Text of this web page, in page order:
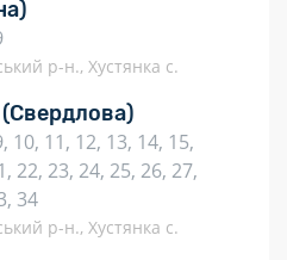
р-н., Хустянка с.
(Свердлова)
10, 11, 12, 13, 14, 15,
22, 23, 24, 25, 26, 27,
34
р-н., Хустянка с.